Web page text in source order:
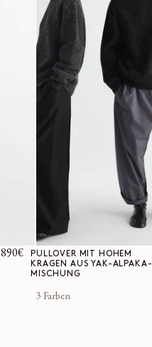
Normaler
890€
PULLOVER MIT HOHEM
KRAGEN AUS YAK-ALPAKA-
MISCHUNG
3 Farben